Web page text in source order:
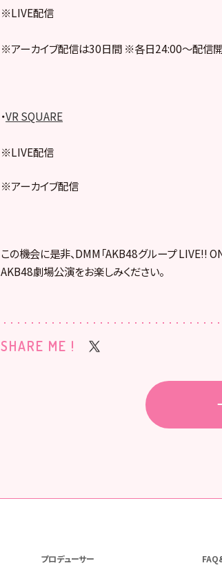
※LIVE配信
※アーカイブ配信は30日間 ※各日24:00～配信
・VR SQUARE
※LIVE配信
※アーカイブ配信
この機会に是非、DMM「AKB48グループ LIVE!!
AKB48劇場公演をお楽しみください。
SHARE ME !
プロデューサー